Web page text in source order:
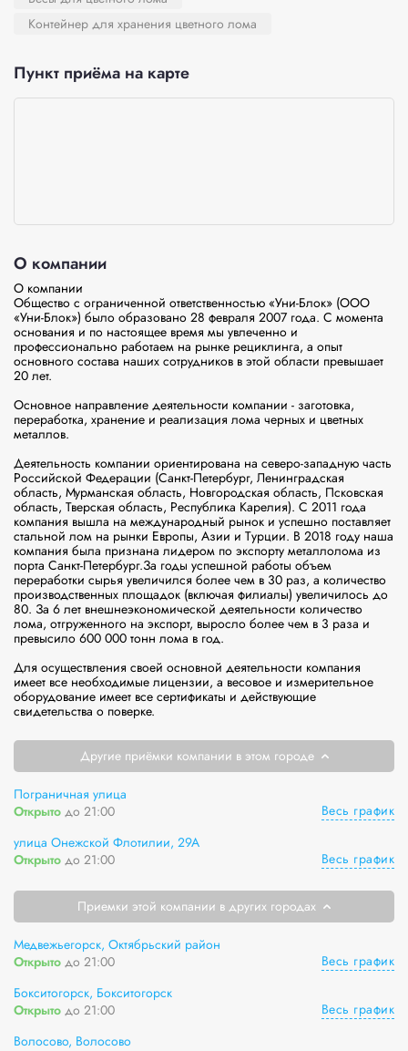
Контейнер для хранения цветного лома
Пункт приёма на карте
О компании
О компании
Общество с ограниченной ответственностью «Уни-Блок» (ООО
«Уни-Блок») было образовано 28 февраля 2007 года. С момента
основания и по настоящее время мы увлеченно и
профессионально работаем на рынке рециклинга, а опыт
основного состава наших сотрудников в этой области превышает
20 лет.
Основное направление деятельности компании - заготовка,
переработка, хранение и реализация лома черных и цветных
металлов.
Деятельность компании ориентирована на северо-западную часть
Российской Федерации (Санкт-Петербург, Ленинградская
область, Мурманская область, Новгородская область, Псковская
область, Тверская область, Республика Карелия). С 2011 года
компания вышла на международный рынок и успешно поставляет
стальной лом на рынки Европы, Азии и Турции. В 2018 году наша
компания была признана лидером по экспорту металлолома из
порта Санкт-Петербург.За годы успешной работы объем
переработки сырья увеличился более чем в 30 раз, а количество
производственных площадок (включая филиалы) увеличилось до
80. За 6 лет внешнеэкономической деятельности количество
лома, отгруженного на экспорт, выросло более чем в 3 раза и
превысило 600 000 тонн лома в год.
Для осуществления своей основной деятельности компания
имеет все необходимые лицензии, а весовое и измерительное
оборудование имеет все сертификаты и действующие
свидетельства о поверке.
Другие приёмки компании в этом городе
Пограничная улица
Открыто до 21:00
Весь график
улица Онежской Флотилии, 29А
Открыто до 21:00 Весь график
Приемки этой компании в других городах
Медвежьегорск, Октябрьский район
Открыто до 21:00
Весь график
Бокситогорск, Бокситогорск
Открыто до 21:00
Весь график
Волосово, Волосово